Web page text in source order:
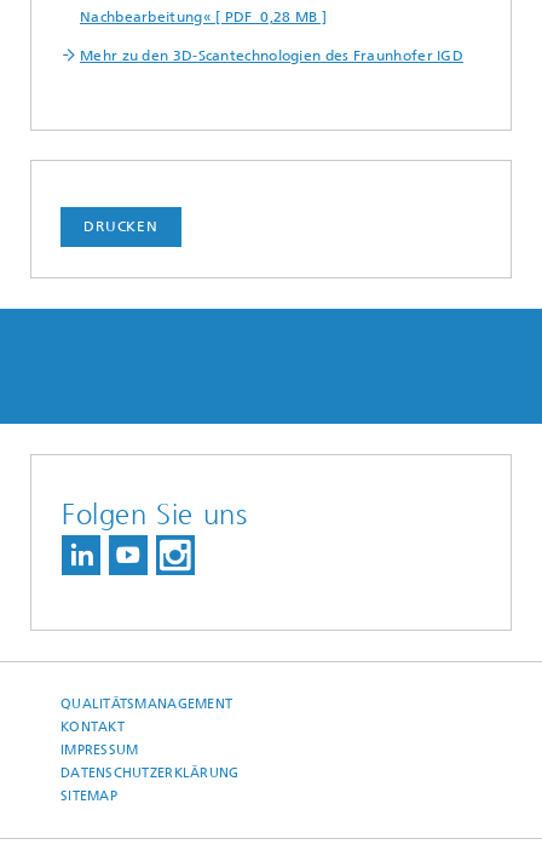
Nachbearbeitung« [ PDF 0,28 MB ]
Mehr zu den 3D-Scantechnologien des Fraunhofer IGD
DRUCKEN
Folgen Sie uns
QUALITÄTSMANAGEMENT
KONTAKT
IMPRESSUM
DATENSCHUTZERKLÄRUNG
SITEMAP